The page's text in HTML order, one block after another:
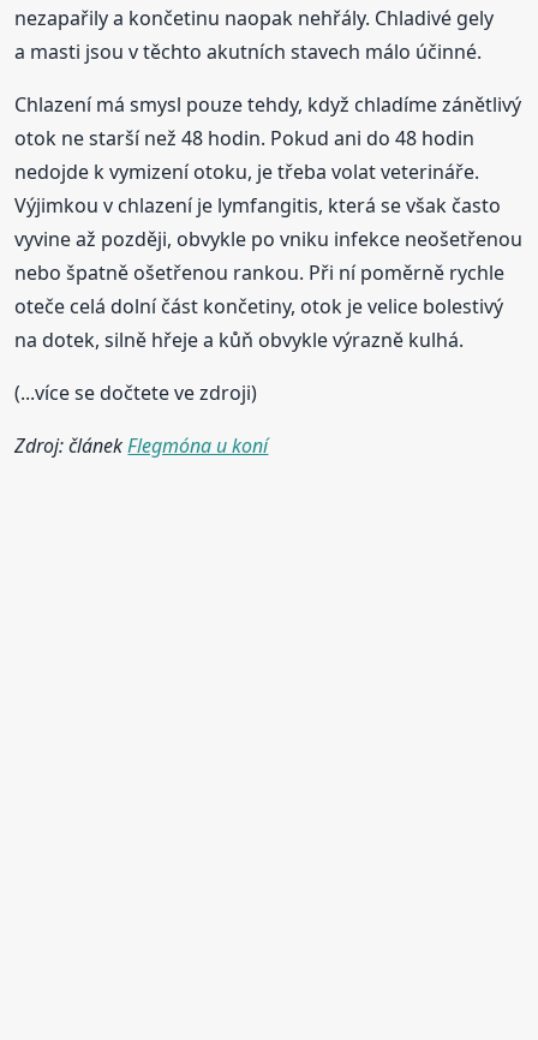
nezapařily a končetinu naopak nehřály. Chladivé gely
a masti jsou v těchto akutních stavech málo účinné.
Chlazení má smysl pouze tehdy, když chladíme zánětlivý
otok ne starší než 48 hodin. Pokud ani do 48 hodin
nedojde k vymizení otoku, je třeba volat veterináře.
Výjimkou v chlazení je lymfangitis, která se však často
vyvine až později, obvykle po vniku infekce neošetřenou
nebo špatně ošetřenou rankou. Při ní poměrně rychle
oteče celá dolní část končetiny, otok je velice bolestivý
na dotek, silně hřeje a kůň obvykle výrazně kulhá.
(...více se dočtete ve zdroji)
Zdroj: článekFlegmóna u koní